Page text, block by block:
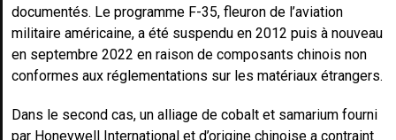
documentés. Le programme F-35, fleuron de l’aviation
militaire américaine, a été suspendu en 2012 puis à nouveau
en septembre 2022 en raison de composants chinois non
conformes aux réglementations sur les matériaux étrangers.
Dans le second cas, un alliage de cobalt et samarium fourni
par Honeywell International et d’origine chinoise a contraint